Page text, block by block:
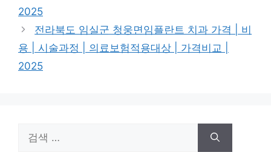
2025
전라북도 임실군 청웅면임플란트 치과 가격 | 비
용 | 시술과정 | 의료보험적용대상 | 가격비교 |
2025
색: